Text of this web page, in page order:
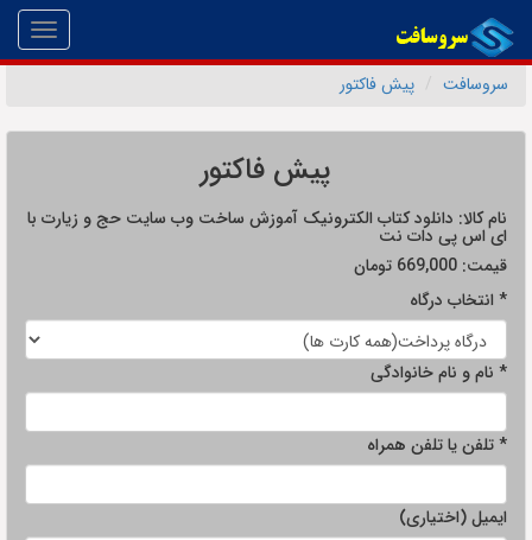
سروسافت
پیش فاکتور
پیش فاکتور
نام کالا: دانلود کتاب الکترونیک آموزش ساخت وب سایت حج و زیارت با
ای اس پی دات نت
قیمت: 669,000 تومان
* انتخاب درگاه
* نام و نام خانوادگی
* تلفن یا تلفن همراه
ایمیل (اختیاری)